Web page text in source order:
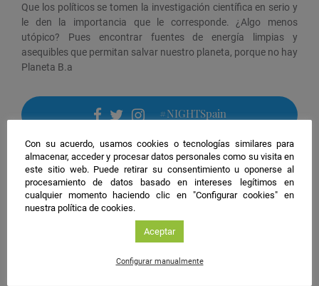
Que los políticos se tomen la investigación científica en serio y
le den la importancia que le corresponde. ¿Algo menos
utópico? Pues encontrar fuentes de energía limpias y
asequibles que permitan salvar nuestro planeta, porque no hay
Planeta B.a
#NIGHTSpain
Con su acuerdo, usamos cookies o tecnologías similares para
almacenar, acceder y procesar datos personales como su visita en
este sitio web. Puede retirar su consentimiento u oponerse al
procesamiento de datos basado en intereses legítimos en
cualquier momento haciendo clic en "Configurar cookies" en
nuestra política de cookies.
Aceptar
Configurar manualmente